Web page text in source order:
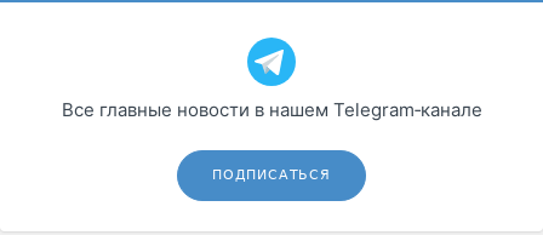
Все главные новости в нашем Telegram‑канале
ПОДПИСАТЬСЯ